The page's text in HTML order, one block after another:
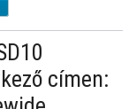
címen: